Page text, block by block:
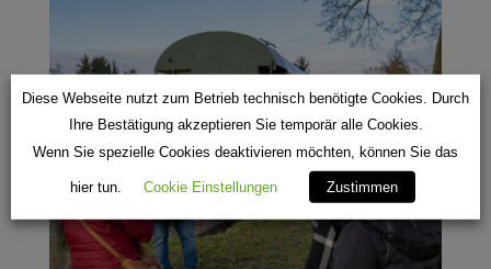
Diese Webseite nutzt zum Betrieb technisch benötigte Cookies. Durch
Ihre Bestätigung akzeptieren Sie temporär alle Cookies.
Wenn Sie spezielle Cookies deaktivieren möchten, können Sie das
hier tun. Cookie Einstellungen Zustimmen